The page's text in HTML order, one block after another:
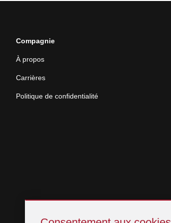
Consentement
Compagnie
À propos
Carrières
Politique de confidentialité